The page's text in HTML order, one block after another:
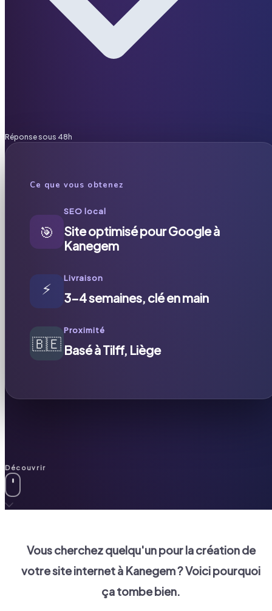
Réponse sous 48h
Ce que vous obtenez
🎯
SEO local
Site optimisé pour Google à
Kanegem
⚡
Livraison
3-4 semaines, clé en main
🇧🇪
Proximité
Basé à Tilff, Liège
Découvrir
Vous cherchez quelqu'un pour la création de
votre site internet à Kanegem? Voici pourquoi
ça tombe bien.